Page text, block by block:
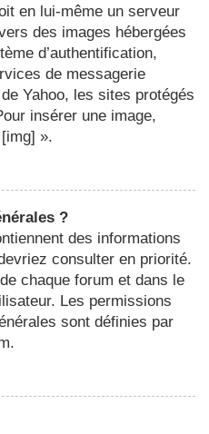
en lui-même un serveur
des images hébergées
d’authentification,
de messagerie
Yahoo, les sites protégés
insérer une image,
».
?
des informations
consulter en priorité.
chaque forum et dans le
Les permissions
sont définies par